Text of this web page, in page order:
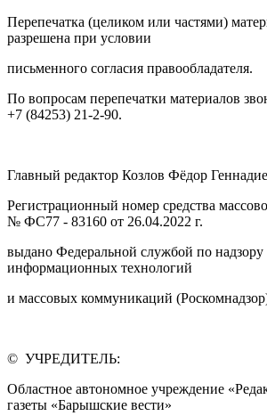
Перепечатка (целиком или частями)
разрешена при условии
письменного согласия правообладателя.
По вопросам перепечатки материалов
+7 (84253) 21-2-90.
Главный редактор Козлов Фёдор
Регистрационный номер средства
№ ФС77 - 83160 от 26.04.2022 г.
выдано Федеральной службой по надзору
информационных технологий
и массовых коммуникаций
© УЧРЕДИТЕЛЬ:
Областное автономное учреждение
газеты «Барышские вести»